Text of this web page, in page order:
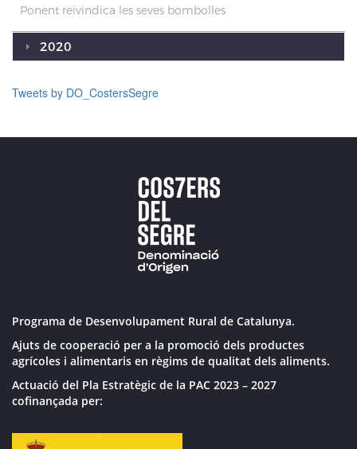
Ponent reivindica les seves bombolles
2020
Tweets by DO_CostersSegre
Programa de Desenvolupament Rural de Catalunya.
Ajuts de cooperació per a la promoció dels productes
agrícoles i alimentaris en règims de qualitat dels aliments.
Actuació del Pla Estratègic de la PAC 2023 – 2027
cofinançada per: